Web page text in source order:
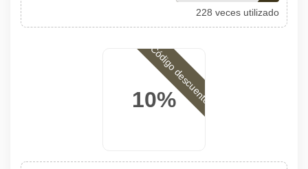
228 veces utilizado
10%
Código descuento